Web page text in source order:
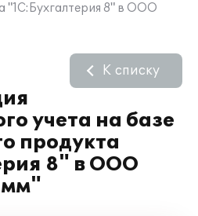
"1С:Бухгалтерия 8" в ООО
учета на базе
продукта
8" в ООО
К списку